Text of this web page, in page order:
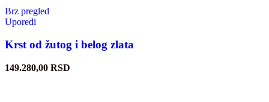
Brz pregled
Uporedi
Krst od žutog i belog zlata
149.280,00 RSD